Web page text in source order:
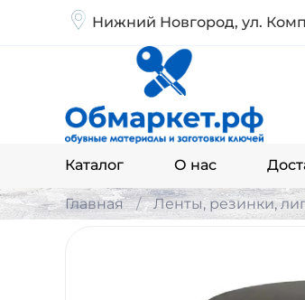
Нижний Новгород, ул.
Каталог О нас
Главная Ленты, резинки,